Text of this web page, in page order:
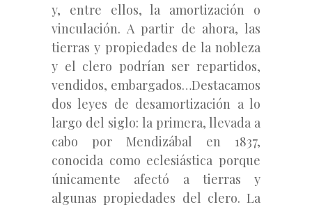
y, entre ellos, la amortización o
vinculación. A partir de ahora, las
tierras y propiedades de la nobleza
y el clero podrían ser repartidos,
vendidos, embargados…Destacamos
dos leyes de desamortización a lo
largo del siglo: la primera, llevada a
cabo por Mendizábal en 1837,
conocida como eclesiástica porque
únicamente afectó a tierras y
algunas propiedades del clero. La